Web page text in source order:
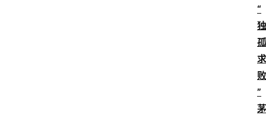
“
独
孤
求
败
”
茅